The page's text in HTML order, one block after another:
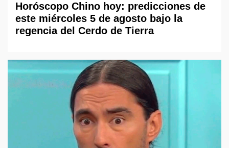
Horóscopo Chino hoy: predicciones de
este miércoles 5 de agosto bajo la
regencia del Cerdo de Tierra